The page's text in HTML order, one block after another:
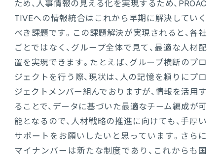
ため、人事情報の見える化を実現するため、PROAC
TIVEへの情報統合はこれから早期に解決していく
べき課題です。この課題解決が実現されると、各社
ごとではなく、グループ全体で見て、最適な人材配
置を実現できます。たとえば、グループ横断のプロ
ジェクトを行う際、現状は、人の記憶を頼りにプロ
ジェクトメンバー組んでおりますが、情報を活用す
ることで、データに基づいた最適なチーム編成が可
能となるので、人材戦略の推進に向けても、手厚い
サポートをお願いしたいと思っています。さらに
マイナンバーは新たな制度であり、これからも国